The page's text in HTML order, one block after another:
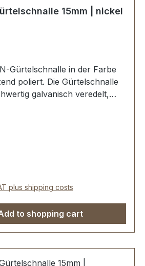
15mm | nickel
Gürtelschnalle in der Farbe
poliert. Die Gürtelschnalle
galvanisch veredelt,
plus shipping costs
to shopping cart